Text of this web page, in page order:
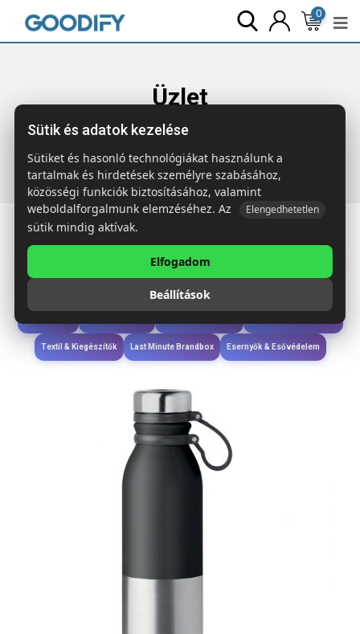
0
Üzlet
Főoldal Termékek Étkezés & Ivás
kulacs, 600 ml
Étkezés & Ivás
Wellness & Ápolás
Textil & Kiegészítők Last Minute Brandbox Esernyők & Esővédelem
Sütik és adatok kezelése
Sütiket és hasonló technológiákat használunk a
tartalmak és hirdetések személyre szabásához,
közösségi funkciók biztosításához, valamint
weboldalforgalmunk elemzéséhez. Az
Elengedhetetlen
sütik mindig aktívak.
Elfogadom
Beállítások